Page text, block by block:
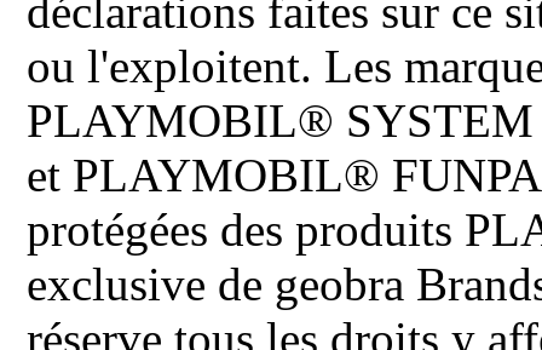
déclarations faites sur ce
ou l'exploitent. Les
PLAYMOBIL®
et PLAYMOBIL®
protégées des produits
exclusive de geobra
réserve tous les droits y